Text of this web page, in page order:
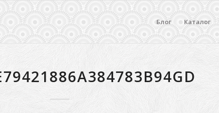
Блог Каталог